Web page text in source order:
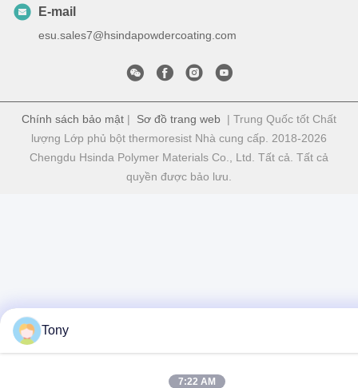
E-mail
esu.sales7@hsindapowdercoating.com
Chính sách bảo mật | Sơ đồ trang web | Trung Quốc tốt Chất
lượng Lớp phủ bột thermoresist Nhà cung cấp. 2018-2026
Chengdu Hsinda Polymer Materials Co., Ltd. Tất cả. Tất cả
quyền được bảo lưu.
Tony
7:22 AM